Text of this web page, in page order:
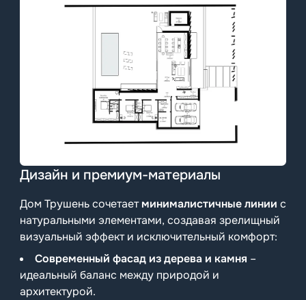
Дизайн и премиум-материалы
Дом Трушень сочетаетминималистичные линии с
натуральными элементами, создавая зрелищный
визуальный эффект и исключительный комфорт:
Современный фасад из дерева и камня –
идеальный баланс между природой и
архитектурой.